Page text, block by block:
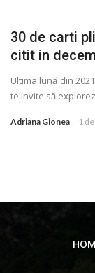
30 de carti
citit in
Ultima lună din
te invite să
Adriana Gionea 1